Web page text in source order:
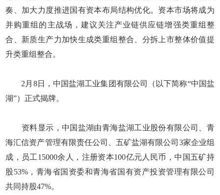
奏、加大力度推进国有资本布局结构优化。资本市场将成为
并购重组的主战场，建议关注产业链供应链增强类重组整
合、新质生产力加快生成类重组整合、分拆上市整体价值提
升类重组整合。
2月8日，中国盐湖工业集团有限公司（以下简称“中国盐
湖”）正式揭牌。
资料显示，中国盐湖由青海盐湖工业股份有限公司、青
海汇信资产管理有限责任公司、五矿盐湖有限公司3家企业组
成，员工15000余人，注册资本100亿元人民币，中国五矿持
股53%，青海省国资委和青海省国有资产投资管理有限公司
共同持股47%。